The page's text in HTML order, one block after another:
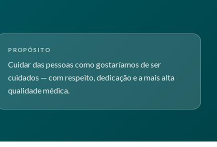
PROPÓSITO
Cuidar das pessoas como gostaríamos de ser
cuidados — com respeito, dedicação e a mais alta
qualidade médica.